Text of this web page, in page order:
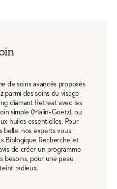
de soins avancés proposés
parmi des soins du visage
diamant Retreat avec les
simple (Malin+Goetz), ou
huiles essentielles. Pour
belle, nos experts vous
Biologique Recherche et
de créer un programme
besoins, pour une peau
radieux.